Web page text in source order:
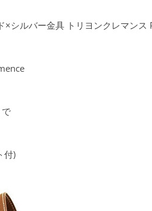
×シルバー金具 トリヨンクレマン
付)